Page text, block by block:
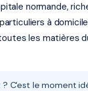
normande,
à
les matières
C'est le moment